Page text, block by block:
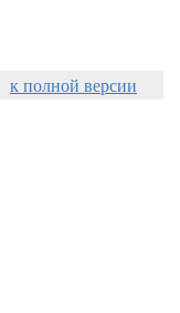
к полной версии